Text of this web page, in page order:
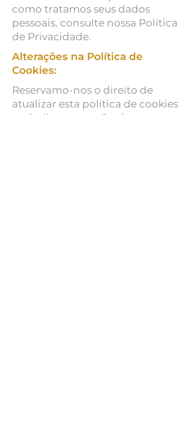
como tratamos seus dados
pessoais, consulte nossa Política
de Privacidade.
Alterações na Política de
Cookies:
Reservamo-nos o direito de
atualizar esta política de cookies
periodicamente. Quaisquer